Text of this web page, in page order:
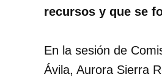
recursos y que se
En la sesión de
Ávila, Aurora Sierra